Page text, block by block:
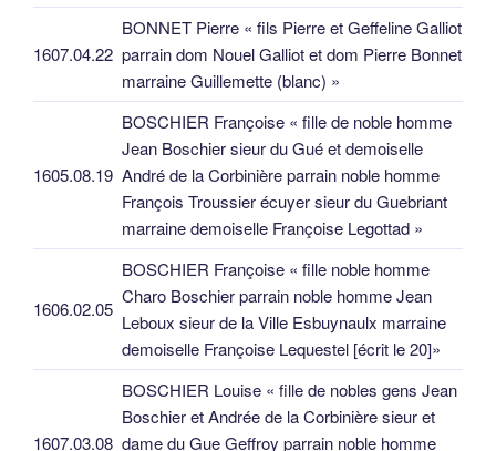
1607.04.22
BONNET Pierre « fils Pierre et Geffeline Galliot
parrain dom Nouel Galliot et dom Pierre Bonnet
marraine Guillemette (blanc) »
1605.08.19
BOSCHIER Françoise « fille de noble homme
Jean Boschier sieur du Gué et demoiselle
André de la Corbinière parrain noble homme
François Troussier écuyer sieur du Guebriant
marraine demoiselle Françoise Legottad »
1606.02.05
BOSCHIER Françoise « fille noble homme
Charo Boschier parrain noble homme Jean
Leboux sieur de la Ville Esbuynaulx marraine
demoiselle Françoise Lequestel [écrit le 20]»
1607.03.08
BOSCHIER Louise « fille de nobles gens Jean
Boschier et Andrée de la Corbinière sieur et
dame du Gue Geffroy parrain noble homme